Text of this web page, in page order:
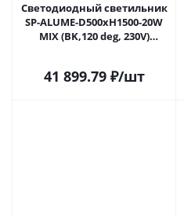
Светодиодный светильник
SP-ALUME-D500xH1500-20W
MIX (BK,120 deg, 230V)
41 899.79₽/шт